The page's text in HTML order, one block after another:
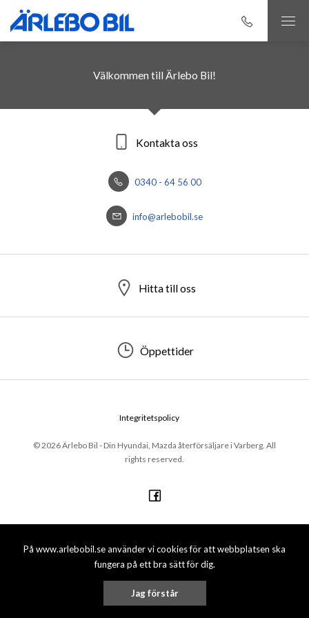
På www.arlebobil.se använder vi cookies för att webbplatsen ska
fungera på ett bra sätt för dig.
Jag förstår
Välkommen till Ärlebo Bil!
Kontakta oss
0340 - 64 56 00
info@arlebobil.se
Hitta till oss
Öppettider
© 2026 Ärlebo Bil - Din Hyundai, Mazda återförsäljare i Varberg. All
rights reserved.
Integritetspolicy